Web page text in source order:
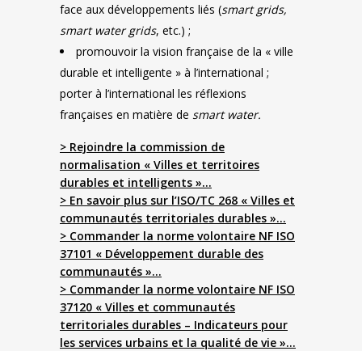
face aux développements liés (smart grids,
smart water grids, etc.) ;
promouvoir la vision française de la « ville
durable et intelligente » à l’international ;
porter à l’international les réflexions
françaises en matière de smart water.
> Rejoindre la commission de
normalisation « Villes et territoires
durables et intelligents »…
> En savoir plus sur l’ISO/TC 268 « Villes et
communautés territoriales durables »…
> Commander la norme volontaire NF ISO
37101 « Développement durable des
communautés »…
> Commander la norme volontaire NF ISO
37120 « Villes et communautés
territoriales durables – Indicateurs pour
les services urbains et la qualité de vie »…